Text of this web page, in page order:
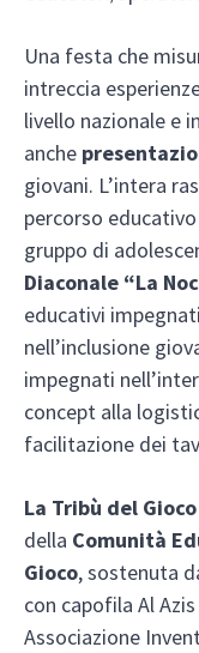
Una festa che
intreccia
livello nazionale e
anche
giovani. L’intera
percorso
gruppo di
Diaconale “La
educativi
nell’inclusione
impegnati
concept alla
facilitazione dei
La Tribù del
della Comunità
Gioco, sostenuta
con capofila Al
Associazione